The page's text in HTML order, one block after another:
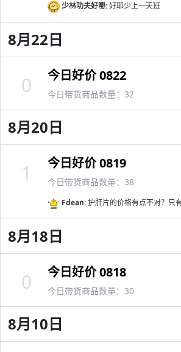
少林功夫好嘢:好耶少上一天班
8月22日
今日好价 0822
今日带货商品数量：32
0
8月20日
今日好价 0819
今日带货商品数量：38
Fdean:护肝片的价格有点不对？只
1
8月18日
今日好价 0818
今日带货商品数量：30
0
8月10日